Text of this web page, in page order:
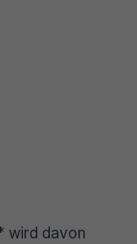
wird davon